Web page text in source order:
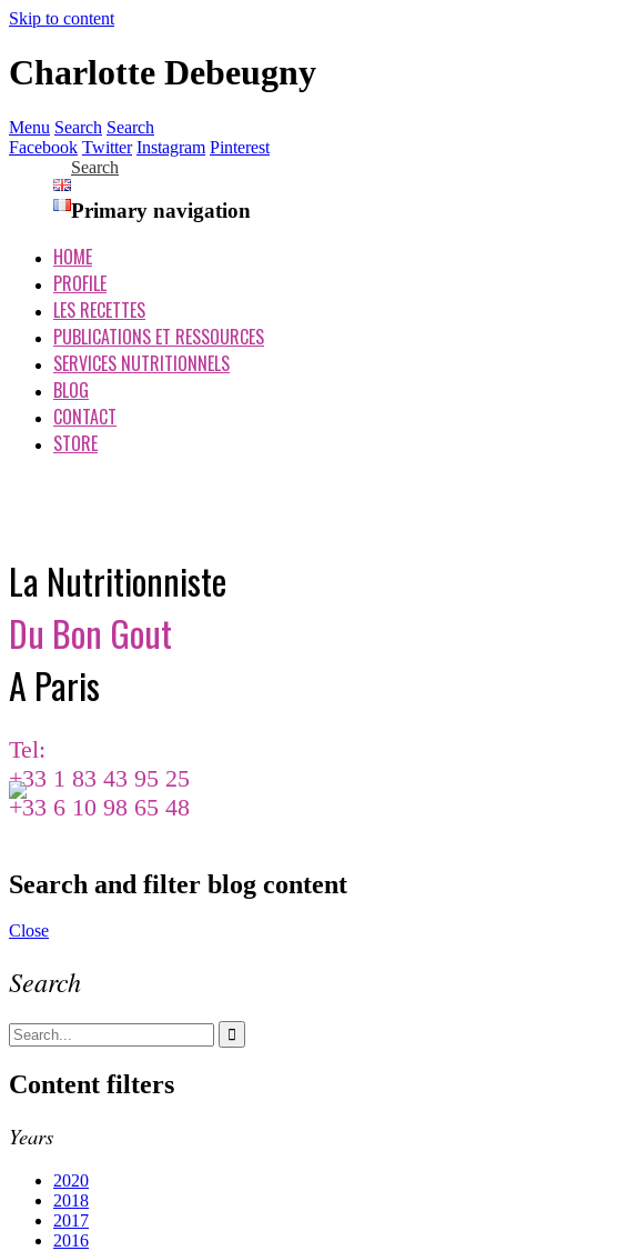
Skip to content
Charlotte Debeugny
Menu Search Search
Facebook Twitter Instagram Pinterest
Search
Primary navigation
HOME
PROFILE
LES RECETTES
PUBLICATIONS ET RESSOURCES
SERVICES NUTRITIONNELS
BLOG
CONTACT
STORE
La Nutritionniste
Du Bon Gout
A Paris
Tel:
+33 1 83 43 95 25
+33 6 10 98 65 48
Search and filter blog content
Close
Search
Content filters
Years
2020
2018
2017
2016